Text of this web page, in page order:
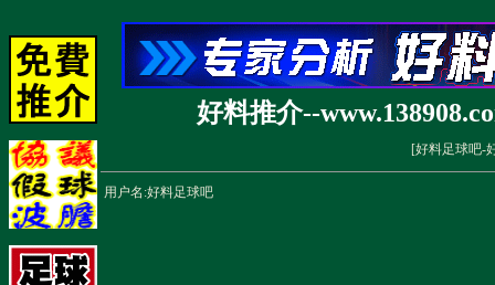
好料推介--
[好料足球吧-
用户名:好料足球吧